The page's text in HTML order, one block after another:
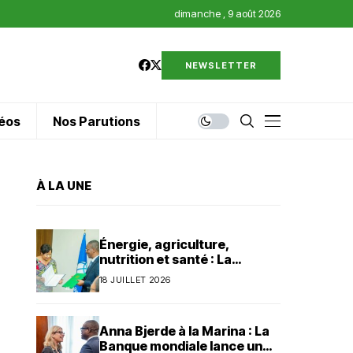
dimanche , 9 août 2026
NEWSLETTER
Nos Parutions
À LA UNE
Énergie, agriculture,
nutrition et santé : La
Banque mondiale injecte 320
18 JUILLET 2026
Anna Bjerde à la Marina : La
Banque mondiale lance un